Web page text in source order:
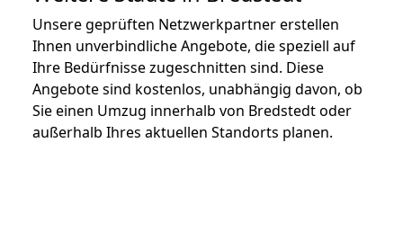
Unsere geprüften Netzwerkpartner erstellen
Ihnen unverbindliche Angebote, die speziell auf
Ihre Bedürfnisse zugeschnitten sind. Diese
Angebote sind kostenlos, unabhängig davon, ob
Sie einen Umzug innerhalb von Bredstedt oder
außerhalb Ihres aktuellen Standorts planen.